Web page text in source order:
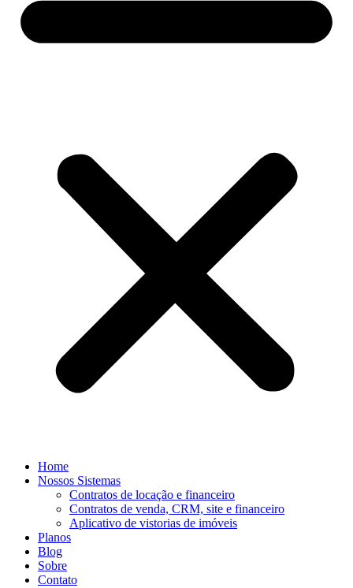
Home
Nossos Sistemas
Contratos de locação e financeiro
Contratos de venda, CRM, site e financeiro
Aplicativo de vistorias de imóveis
Planos
Blog
Sobre
Contato